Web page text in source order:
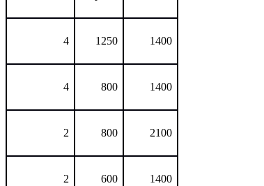
4 1250 1400
4 800 1400
2 800 2100
2 600 1400